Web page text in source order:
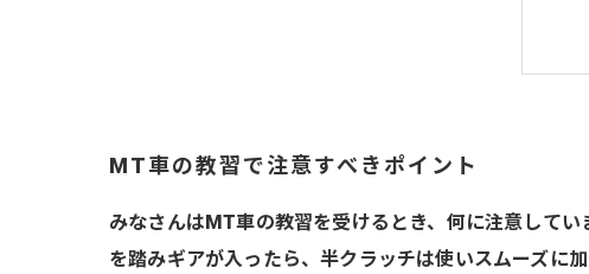
MT車の教習で注意すべきポイント
みなさんはMT車の教習を受けるとき、何に注意して
を踏みギアが入ったら、半クラッチは使いスムーズに